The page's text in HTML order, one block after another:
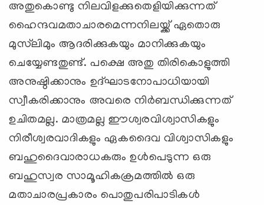
അതുകൊണ്ടു നിലവിളക്കുതെളിയിക്കുന്നത്
ഹൈന്ദവമതാചാരമെന്നനിലയ്ക്ക് ഏതൊരു
മുസ്‌ലിമും ആദരിക്കുകയും മാനിക്കുകയും
ചെയ്യേണ്ടതുണ്ട്. പക്ഷെ അതു തിരികൊളുത്തി
അനുഷ്ഠിക്കാനും ഉദ്ഘാടനോപാധിയായി
സ്വീകരിക്കാനും അവരെ നിര്‍ബന്ധിക്കുന്നത്
ഉചിതമല്ല. മാത്രമല്ല ഈശ്വരവിശ്വാസികളും
നിരീശ്വരവാദികളും ഏകദൈവ വിശ്വാസികളും
ബഹുദൈവാരാധകരും ഉള്‍പെടുന്ന ഒരു
ബഹുസ്വര സാമൂഹികക്രമത്തില്‍ ഒരു
മതാചാരപ്രകാരം പൊതുപരിപാടികള്‍